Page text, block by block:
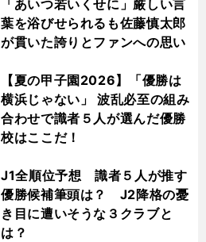
「あいつ若いくせに」厳しい言
葉を浴びせられるも佐藤慎太郎
が貫いた誇りとファンへの思い
【夏の甲子園2026】「優勝は
横浜じゃない」 波乱必至の組み
合わせで識者５人が選んだ優勝
校はここだ！
J1全順位予想 識者５人が推す
優勝候補筆頭は？ J2降格の憂
き目に遭いそうな３クラブと
は？